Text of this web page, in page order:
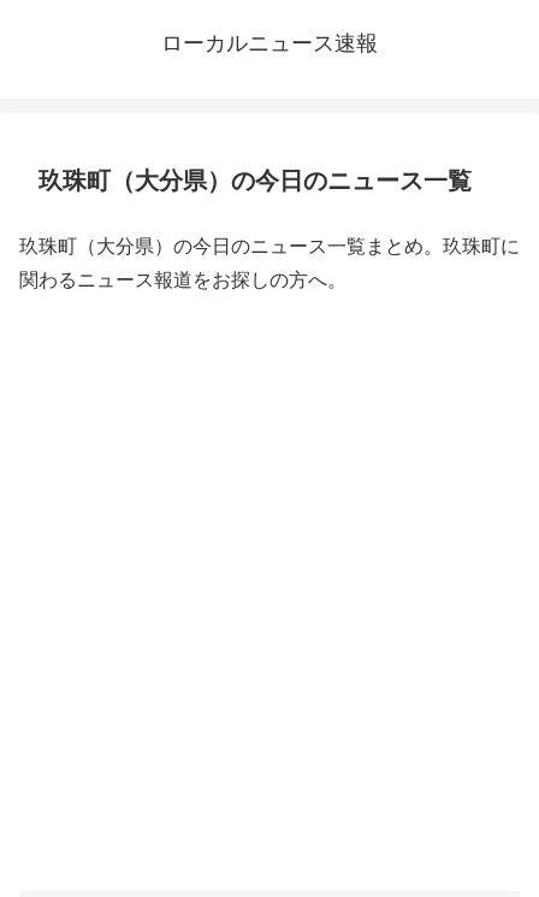
ローカルニュース速報
玖珠町（大分県）の今日のニュース一覧
玖珠町（大分県）の今日のニュース一覧まとめ。玖珠町に
関わるニュース報道をお探しの方へ。